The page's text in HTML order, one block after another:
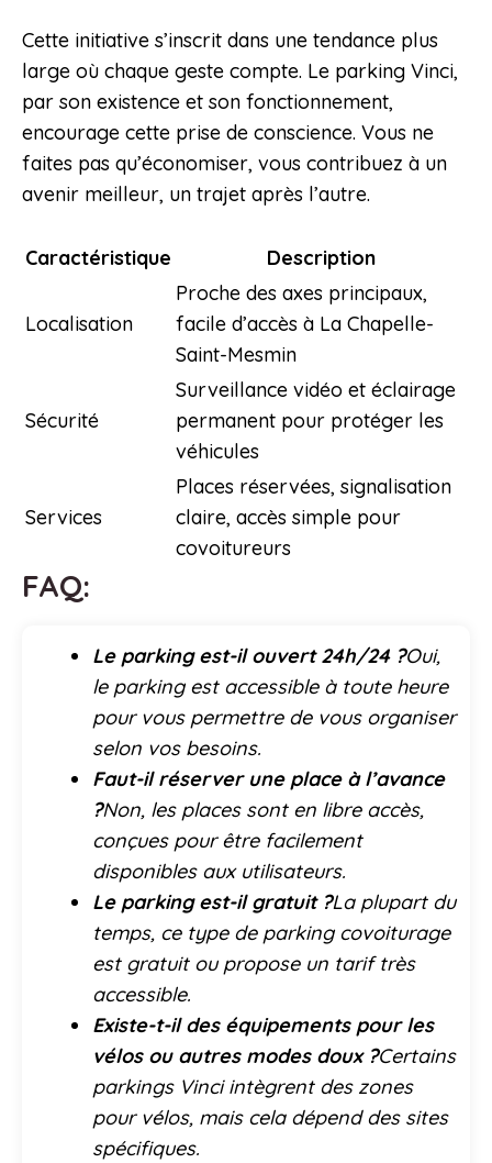
Cette initiative s’inscrit dans une tendance plus
large où chaque geste compte. Le parking Vinci,
par son existence et son fonctionnement,
encourage cette prise de conscience. Vous ne
faites pas qu’économiser, vous contribuez à un
avenir meilleur, un trajet après l’autre.
Caractéristique Description
Localisation
Proche des axes principaux,
facile d’accès à La Chapelle-
Saint-Mesmin
Sécurité
Surveillance vidéo et éclairage
permanent pour protéger les
véhicules
Services
Places réservées, signalisation
claire, accès simple pour
covoitureurs
FAQ:
Le parking est-il ouvert 24h/24 ?Oui,
le parking est accessible à toute heure
pour vous permettre de vous organiser
selon vos besoins.
Faut-il réserver une place à l’avance
?Non, les places sont en libre accès,
conçues pour être facilement
disponibles aux utilisateurs.
Le parking est-il gratuit ?La plupart du
temps, ce type de parking covoiturage
est gratuit ou propose un tarif très
accessible.
Existe-t-il des équipements pour les
vélos ou autres modes doux ?Certains
parkings Vinci intègrent des zones
pour vélos, mais cela dépend des sites
spécifiques.